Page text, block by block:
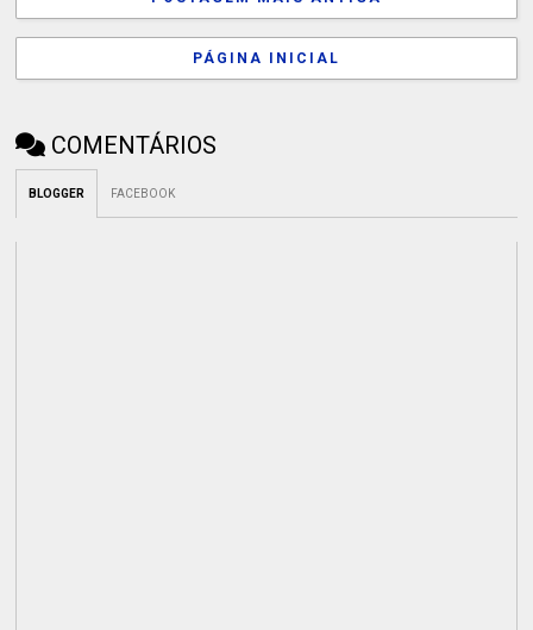
PÁGINA INICIAL
COMENTÁRIOS
BLOGGER FACEBOOK